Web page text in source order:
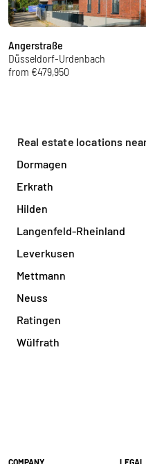
Angerstraße
Düsseldorf-Urdenbach
from €479,950
Real estate locations
Dormagen
Erkrath
Hilden
Langenfeld-Rheinland
Leverkusen
Mettmann
Neuss
Ratingen
Wülfrath
COMPANY LEGAL